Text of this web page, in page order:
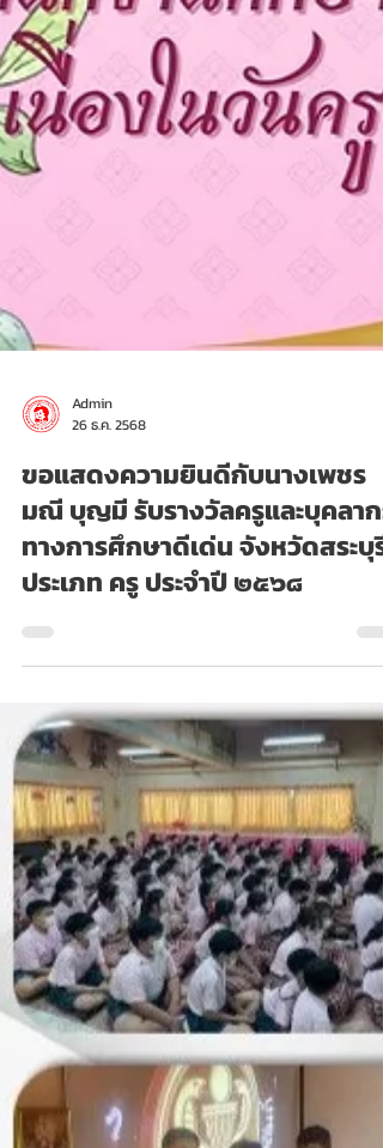
Admin
26 ธ.ค. 2568
ขอแสดงความยินดีกับนางเพชร
มณี บุญมี รับรางวัลครูและบุคลากร
ทางการศึกษาดีเด่น จังหวัดสระบุรี
ประเภท ครู ประจำปี ๒๕๖๘